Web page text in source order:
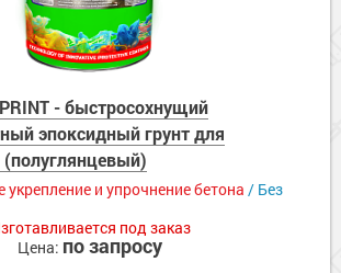
- быстросохнущий
эпоксидный грунт для
(полуглянцевый)
и упрочнение бетона / Без
под заказ
Цена: по запросу